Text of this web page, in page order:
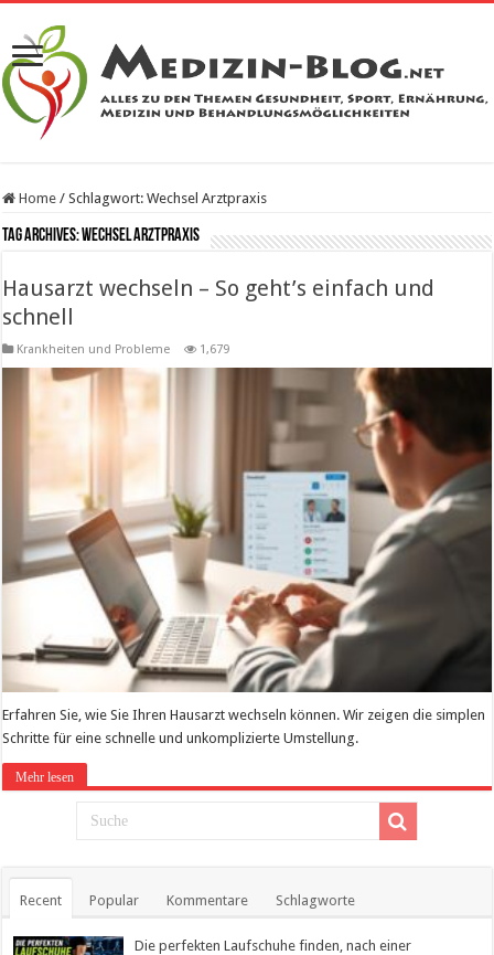
Home / Schlagwort:Wechsel Arztpraxis
Tag Archives:Wechsel Arztpraxis
Hausarzt wechseln – So geht’s einfach und
schnell
Krankheiten und Probleme 1,679
Erfahren Sie, wie Sie Ihren Hausarzt wechseln können. Wir zeigen die simplen
Schritte für eine schnelle und unkomplizierte Umstellung.
Mehr lesen
Recent Popular Kommentare Schlagworte
Die perfekten Laufschuhe finden, nach einer